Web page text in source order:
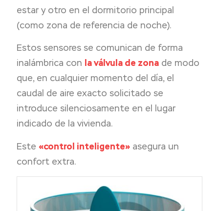
estar y otro en el dormitorio principal
(como zona de referencia de noche).
Estos sensores se comunican de forma
inalámbrica con la válvula de zonade modo
que, en cualquier momento del día, el
caudal de aire exacto solicitado se
introduce silenciosamente en el lugar
indicado de la vivienda.
Este «control inteligente»asegura un
confort extra.